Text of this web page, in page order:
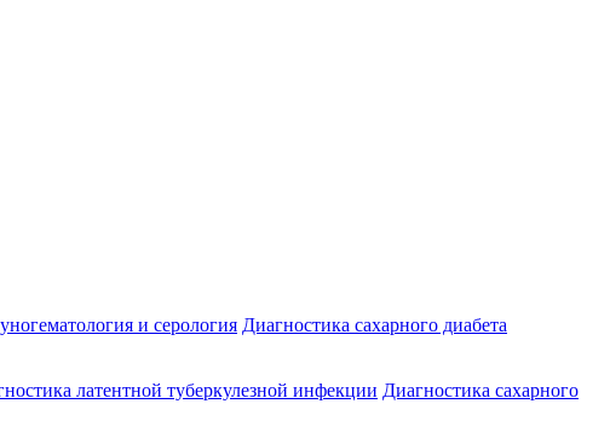
и серология Диагностика сахарного диабета
латентной туберкулезной инфекции Диагностика сахарного